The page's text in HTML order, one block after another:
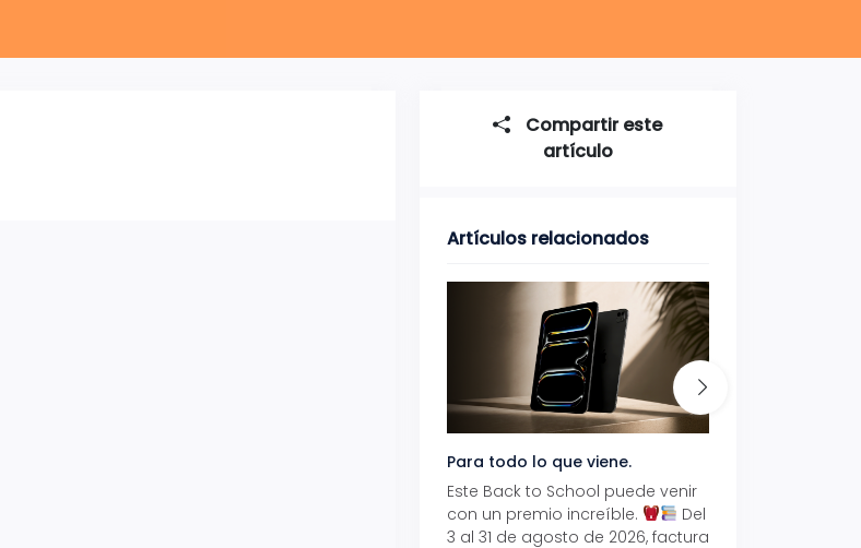
Compartir este
artículo
Artículos relacionados
Para todo lo que viene.
Este Back to School puede venir
con un premio increíble.
Del
3 al 31 de agosto de 2026, factura